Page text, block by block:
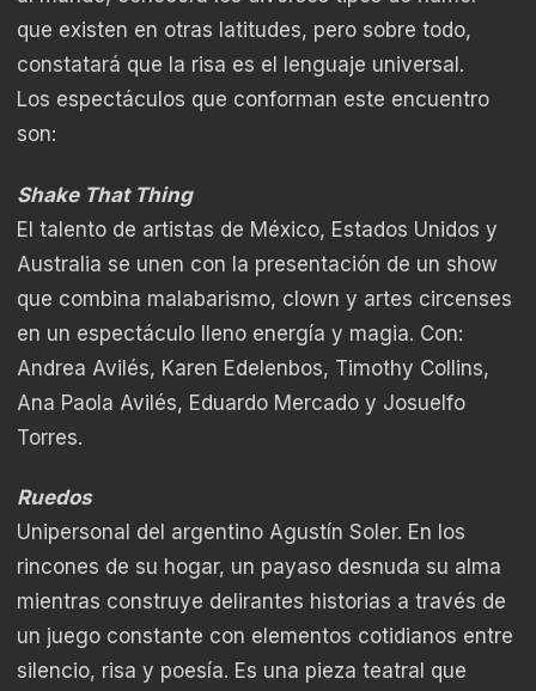
que existen en otras latitudes, pero sobre todo,
constatará que la risa es el lenguaje universal.
Los espectáculos que conforman este encuentro
son:
Shake That Thing
El talento de artistas de México, Estados Unidos y
Australia se unen con la presentación de un show
que combina malabarismo, clown y artes circenses
en un espectáculo lleno energía y magia. Con:
Andrea Avilés, Karen Edelenbos, Timothy Collins,
Ana Paola Avilés, Eduardo Mercado y Josuelfo
Torres.
Ruedos
Unipersonal del argentino Agustín Soler. En los
rincones de su hogar, un payaso desnuda su alma
mientras construye delirantes historias a través de
un juego constante con elementos cotidianos entre
silencio, risa y poesía. Es una pieza teatral que